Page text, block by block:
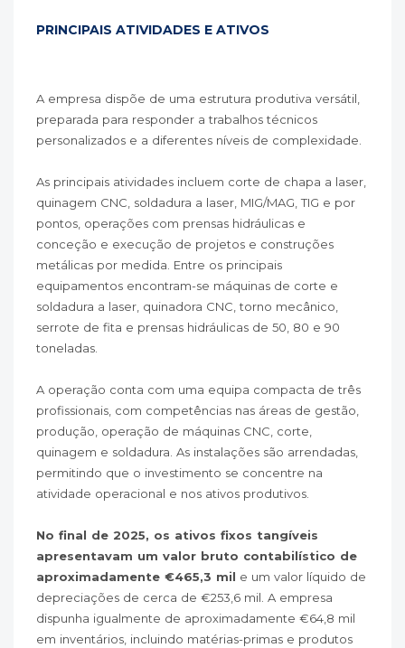
PRINCIPAIS ATIVIDADES E ATIVOS
A empresa dispõe de uma estrutura produtiva versátil,
preparada para responder a trabalhos técnicos
personalizados e a diferentes níveis de complexidade.
As principais atividades incluem corte de chapa a laser,
quinagem CNC, soldadura a laser, MIG/MAG, TIG e por
pontos, operações com prensas hidráulicas e
conceção e execução de projetos e construções
metálicas por medida. Entre os principais
equipamentos encontram-se máquinas de corte e
soldadura a laser, quinadora CNC, torno mecânico,
serrote de fita e prensas hidráulicas de 50, 80 e 90
toneladas.
A operação conta com uma equipa compacta de três
profissionais, com competências nas áreas de gestão,
produção, operação de máquinas CNC, corte,
quinagem e soldadura. As instalações são arrendadas,
permitindo que o investimento se concentre na
atividade operacional e nos ativos produtivos.
No final de 2025, os ativos fixos tangíveis
apresentavam um valor bruto contabilístico de
aproximadamente €465,3 mil e um valor líquido de
depreciações de cerca de €253,6 mil. A empresa
dispunha igualmente de aproximadamente €64,8 mil
em inventários, incluindo matérias-primas e produtos